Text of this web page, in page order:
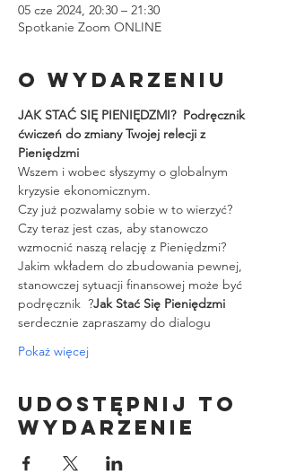
05 cze 2024, 20:30 – 21:30
Spotkanie Zoom ONLINE
O wydarzeniu
JAK STAĆ SIĘ PIENIĘDZMI?  Podręcznik
ćwiczeń do zmiany Twojej relecji z
Pieniędzmi
Wszem i wobec słyszymy o globalnym
kryzysie ekonomicznym.
Czy już pozwalamy sobie w to wierzyć?
Czy teraz jest czas, aby stanowczo
wzmocnić naszą relację z Pieniędzmi?
Jakim wkładem do zbudowania pewnej,
stanowczej sytuacji finansowej może być
podręcznik ?Jak Stać Się Pieniędzmi
serdecznie zapraszamy do dialogu
Pokaż więcej
Udostępnij to
wydarzenie